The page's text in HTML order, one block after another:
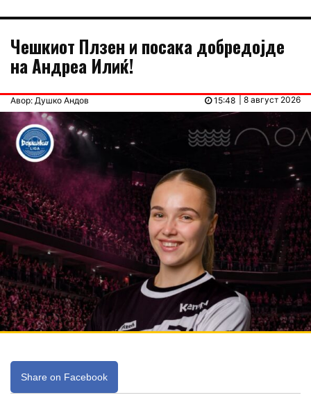
Чешкиот Плзен и посака добредојде
на Андреа Илиќ!
Авор: Душко Андов | 8 август 2026
15:48
Share on Facebook